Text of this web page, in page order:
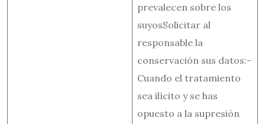
prevalecen sobre los
suyosSolicitar al
responsable la
conservación sus datos:-
Cuando el tratamiento
sea ilícito y se has
opuesto a la supresión